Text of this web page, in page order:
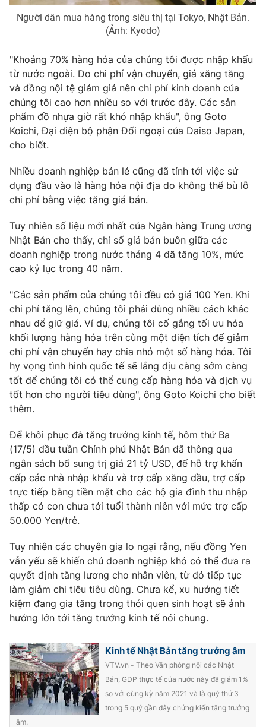
VTV Money VTV Thể thao
Thị trường 24h Tấm lòng Việt
VTV4 Vươn mình bằng AI
Liên hệ tòa soạn English
THỜI BÁO VTV
Theo dõi báo trên
Cơ quan chủ quản: Đài Truyền hình Việt Nam
Cơ quan báo chí: Thời báo VTV
Giấy phép hoạt động báo in và báo điện tử số 483/GP-BTTTT
cấp ngày 29/12/2023
Tổng Biên tập:
Nguyễn Trọng Ninh
Tổng đài VTV:024.38 355 931 - 024.38 355 932
Ðiện thoại Thời báo VTV: 024.66 897 897
Email:toasoan@vtv.vn
Liên hệ quảng cáo:
024-7300.7108
® Cấm sao chép dưới mọi hình thức nếu không có sự chấp
thuận bằng văn bản. Ghi rõ nguồn VTV.vn khi phát hành lại
thông tin từ website này.
Người dân mua hàng trong siêu thị tại Tokyo, Nhật Bản.
(Ảnh: Kyodo)
"Khoảng 70% hàng hóa của chúng tôi được nhập khẩu
từ nước ngoài. Do chi phí vận chuyển, giá xăng tăng
và đồng nội tệ giảm giá nên chi phí kinh doanh của
chúng tôi cao hơn nhiều so với trước đây. Các sản
phẩm đồ nhựa giờ rất khó nhập khẩu", ông Goto
Koichi, Đại diện bộ phận Đối ngoại của Daiso Japan,
cho biết.
Nhiều doanh nghiệp bán lẻ cũng đã tính tới việc sử
dụng đầu vào là hàng hóa nội địa do không thể bù lỗ
chi phí bằng việc tăng giá bán.
Tuy nhiên số liệu mới nhất của Ngân hàng Trung ương
Nhật Bản cho thấy, chỉ số giá bán buôn giữa các
doanh nghiệp trong nước tháng 4 đã tăng 10%, mức
cao kỷ lục trong 40 năm.
"Các sản phẩm của chúng tôi đều có giá 100 Yen. Khi
chi phí tăng lên, chúng tôi phải dùng nhiều cách khác
nhau để giữ giá. Ví dụ, chúng tôi cố gắng tối ưu hóa
khối lượng hàng hóa trên cùng một diện tích để giảm
chi phí vận chuyển hay chia nhỏ một số hàng hóa. Tôi
hy vọng tình hình quốc tế sẽ lắng dịu càng sớm càng
tốt để chúng tôi có thể cung cấp hàng hóa và dịch vụ
tốt hơn cho người tiêu dùng", ông Goto Koichi cho biết
thêm.
Để khôi phục đà tăng trưởng kinh tế, hôm thứ Ba
(17/5) đầu tuần Chính phủ Nhật Bản đã thông qua
ngân sách bổ sung trị giá 21 tỷ USD, để hỗ trợ khẩn
cấp các nhà nhập khẩu và trợ cấp xăng dầu, trợ cấp
trực tiếp bằng tiền mặt cho các hộ gia đình thu nhập
thấp có con chưa tới tuổi thành niên với mức trợ cấp
50.000 Yen/trẻ.
Tuy nhiên các chuyên gia lo ngại rằng, nếu đồng Yen
vẫn yếu sẽ khiến chủ doanh nghiệp khó có thể đưa ra
quyết định tăng lương cho nhân viên, từ đó tiếp tục
làm giảm chi tiêu tiêu dùng. Chưa kể, xu hướng tiết
kiệm đang gia tăng trong thói quen sinh hoạt sẽ ảnh
hưởng lớn tới tăng trưởng kinh tế nói chung.
Kinh tế Nhật Bản tăng trưởng âm
VTV.vn - Theo Văn phòng nội các Nhật
Bản, GDP thực tế của nước này đã giảm 1%
so với cùng kỳ năm 2021 và là quý thứ 3
trong 5 quý gần đây chứng kiến tăng trưởng
âm.